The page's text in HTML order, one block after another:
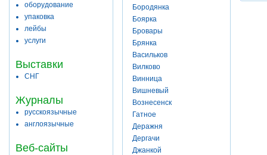
оборудование
упаковка
лейбы
услуги
Выставки
СНГ
Журналы
русскоязычные
англоязычные
Веб-сайты
Бородянка
Боярка
Бровары
Брянка
Васильков
Вилково
Винница
Вишневый
Вознесенск
Гатное
Деражня
Дергачи
Джанкой